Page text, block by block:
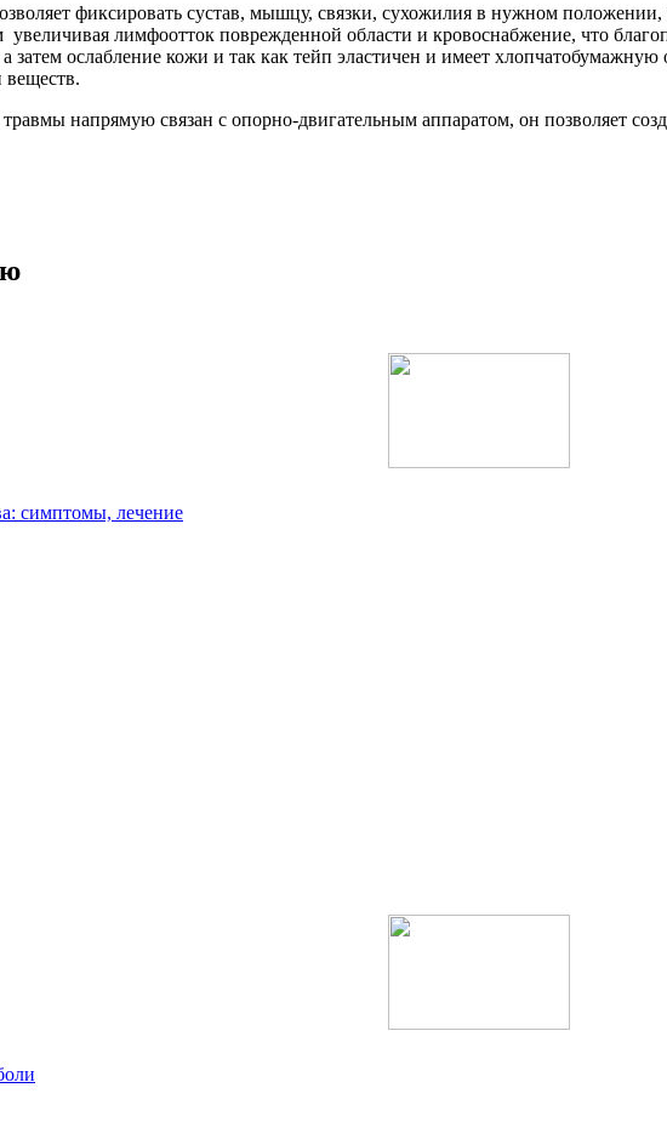
фиксировать сустав, мышцу, связки, сухожилия в нужном
лимфоотток поврежденной области и кровоснабжение, что
ослабление кожи и так как тейп эластичен и имеет хлопчатобумажную
напрямую связан с опорно-двигательным аппаратом, он позволяет
симптомы, лечение